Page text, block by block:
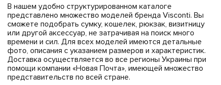
В нашем удобно структурированном каталоге
представлено множество моделей бренда Visconti. Вы
сможете подобрать сумку, кошелек, рюкзак, визитницу
или другой аксессуар, не затрачивая на поиск много
времени и сил. Для всех моделей имеются детальные
фото, описания с указанием размеров и характеристик.
Доставка осуществляется во все регионы Украины при
помощи компании «Новая Почта», имеющей множество
представительств по всей стране.